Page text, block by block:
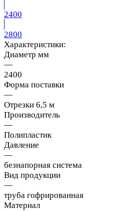
2400
2800
Характеристики:
Диаметр мм
—
2400
Форма поставки
—
Отрезки 6,5 м
Производитель
—
Полипластик
Давление
—
безнапорная система
Вид продукции
—
труба гофрированная
Материал